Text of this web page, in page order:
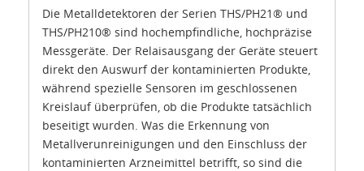
Die Metalldetektoren der Serien THS/PH21® und
THS/PH210® sind hochempfindliche, hochpräzise
Messgeräte. Der Relaisausgang der Geräte steuert
direkt den Auswurf der kontaminierten Produkte,
während spezielle Sensoren im geschlossenen
Kreislauf überprüfen, ob die Produkte tatsächlich
beseitigt wurden. Was die Erkennung von
Metallverunreinigungen und den Einschluss der
kontaminierten Arzneimittel betrifft, so sind die